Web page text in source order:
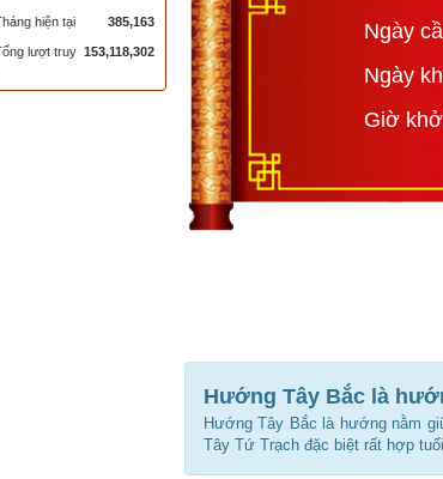
Ngày
Ngày
Giờ
Hướng Tây Bắc là
Hướng Tây Bắc là hướng nằm
Tây Tứ Trạch đặc biệt rất hợp
hiện tại 385,163
lượt truy 153,118,302